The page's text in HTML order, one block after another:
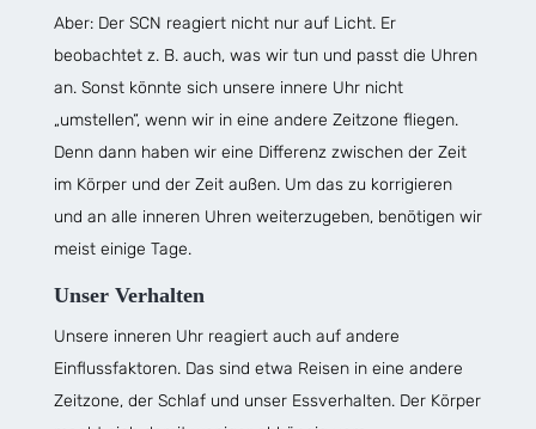
Aber: Der SCN reagiert nicht nur auf Licht. Er
beobachtet z. B. auch, was wir tun und passt die Uhren
an. Sonst könnte sich unsere innere Uhr nicht
„umstellen“, wenn wir in eine andere Zeitzone fliegen.
Denn dann haben wir eine Differenz zwischen der Zeit
im Körper und der Zeit außen. Um das zu korrigieren
und an alle inneren Uhren weiterzugeben, benötigen wir
meist einige Tage.
Unser Verhalten
Unsere inneren Uhr reagiert auch auf andere
Einflussfaktoren. Das sind etwa Reisen in eine andere
Zeitzone, der Schlaf und unser Essverhalten. Der Körper